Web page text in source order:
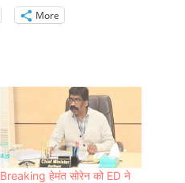
More
Breaking हेमंत सोरेन को ED ने